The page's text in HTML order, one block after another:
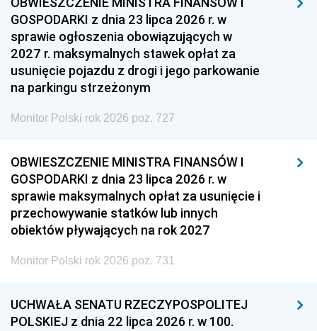
GOSPODARKI z dnia 23 lipca 2026 r. w
sprawie ogłoszenia obowiązujących w
2027 r. maksymalnych stawek opłat za
usunięcie pojazdu z drogi i jego parkowanie
na parkingu strzeżonym
Monitor Polski rok 2026 poz. 727
OBWIESZCZENIE MINISTRA FINANSÓW I
GOSPODARKI z dnia 23 lipca 2026 r. w
sprawie maksymalnych opłat za usunięcie i
przechowywanie statków lub innych
obiektów pływających na rok 2027
Monitor Polski rok 2026 poz. 731
UCHWAŁA SENATU RZECZYPOSPOLITEJ
POLSKIEJ z dnia 22 lipca 2026 r. w 100.